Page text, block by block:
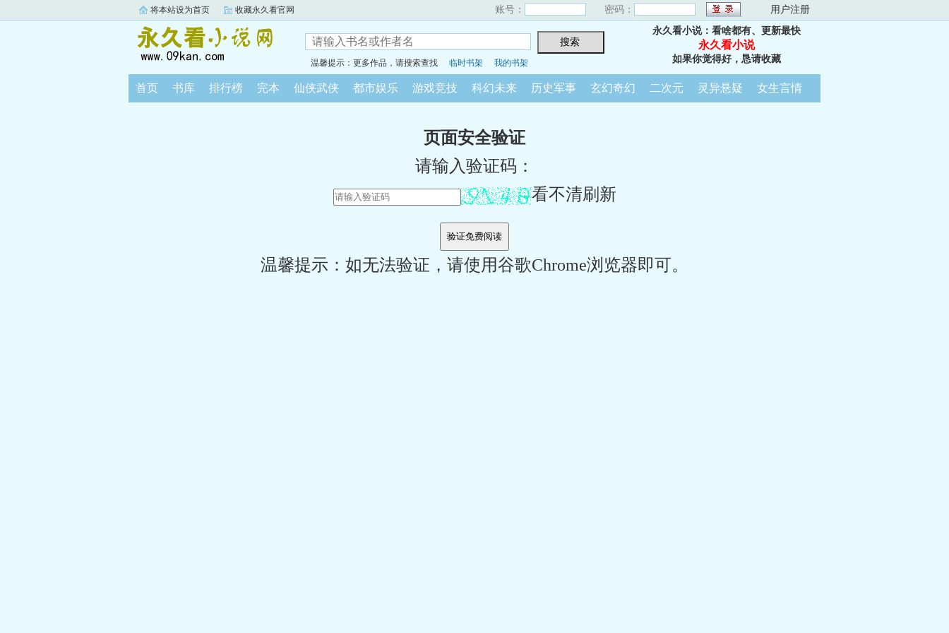
将本站设为首页 收藏永久看官网 账号： 密码： 用户注册
温馨提示：更多作品，请搜索查找 临时书架 我的书架
永久看小说：看啥都有、更新最快
永久看小说
如果你觉得好，恳请收藏
首页 书库 排行榜 完本 仙侠武侠 都市娱乐 游戏竞技 科幻未来 历史军事 玄幻奇幻 二次元 灵异悬疑 女生言情
页面安全验证
请输入验证码：
看不清刷新
温馨提示：如无法验证，请使用谷歌Chrome浏览器即可。